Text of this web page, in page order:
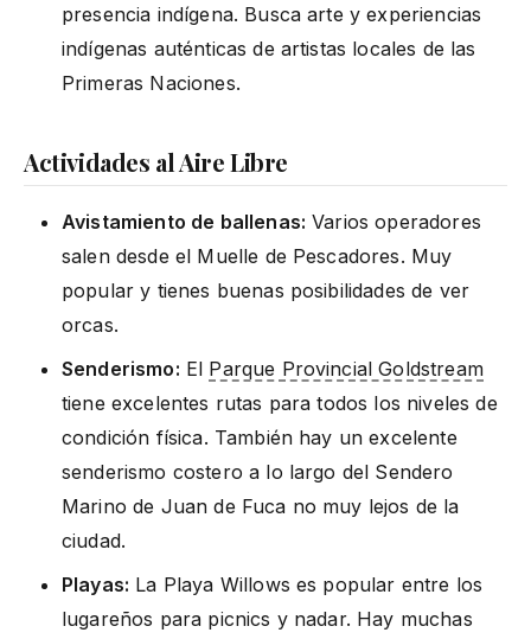
presencia indígena. Busca arte y experiencias
indígenas auténticas de artistas locales de las
Primeras Naciones.
Actividades al Aire Libre
Avistamiento de ballenas: Varios operadores
salen desde el Muelle de Pescadores. Muy
popular y tienes buenas posibilidades de ver
orcas.
Senderismo: El Parque Provincial Goldstream
tiene excelentes rutas para todos los niveles de
condición física. También hay un excelente
senderismo costero a lo largo del Sendero
Marino de Juan de Fuca no muy lejos de la
ciudad.
Playas: La Playa Willows es popular entre los
lugareños para picnics y nadar. Hay muchas